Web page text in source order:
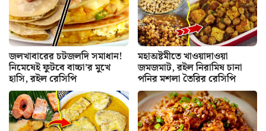
জলখাবারের চটজলদি সমাধান!
নিমেষেই ফুটবে বাচ্চা’র মুখে
হাসি, রইল রেসিপি
মহাঅষ্টমীতে খাওয়াদাওয়া
জমজমাট, রইল নিরামিষ চানা
পনির মশলা তৈরির রেসিপি